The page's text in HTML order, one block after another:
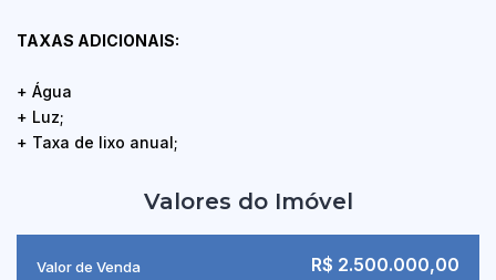
TAXAS ADICIONAIS:
+ Água
+ Luz;
+ Taxa de lixo anual;
Valores do Imóvel
R$ 2.500.000,00
Valor de Venda